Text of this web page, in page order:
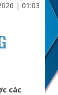
| 01:03
các